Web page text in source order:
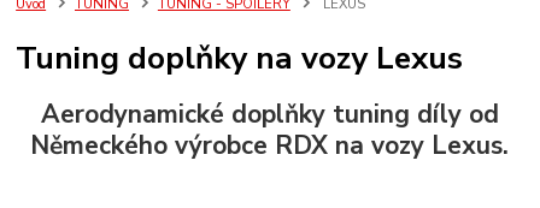
Úvod TUNING TUNING - SPOILERY LEXUS
Tuning doplňky na vozy Lexus
Aerodynamické doplňky tuning díly od
Německého výrobce RDX na vozy Lexus.